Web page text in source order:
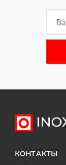
КОНТАКТЫ